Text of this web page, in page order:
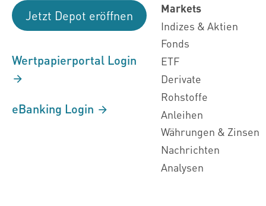
Jetzt Depot eröffnen
Wertpapierportal Login
eBanking Login
Markets
Indizes & Aktien
Fonds
ETF
Derivate
Rohstoffe
Anleihen
Währungen & Zinsen
Nachrichten
Analysen